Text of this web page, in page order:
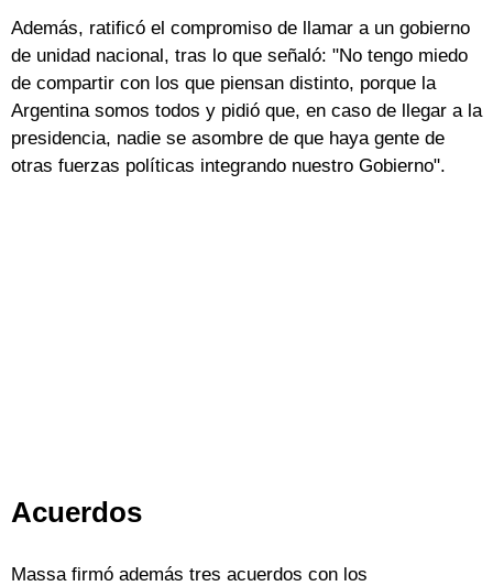
Además, ratificó el compromiso de llamar a un gobierno
de unidad nacional, tras lo que señaló: "No tengo miedo
de compartir con los que piensan distinto, porque la
Argentina somos todos y pidió que, en caso de llegar a la
presidencia, nadie se asombre de que haya gente de
otras fuerzas políticas integrando nuestro Gobierno".
Acuerdos
Massa firmó además tres acuerdos con los